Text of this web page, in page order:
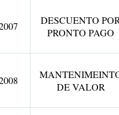
DESCUENTO
PRONTO PAGO
DE VALOR